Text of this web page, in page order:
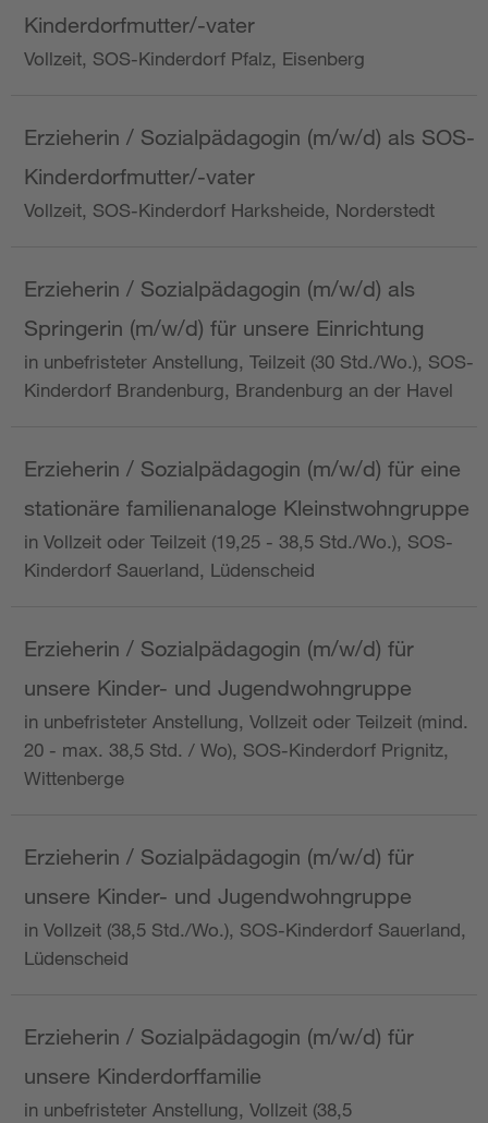
Kinderdorfmutter/-vater
Vollzeit, SOS-Kinderdorf Pfalz, Eisenberg
Erzieherin / Sozialpädagogin (m/w/d) als SOS-
Kinderdorfmutter/-vater
Vollzeit, SOS-Kinderdorf Harksheide, Norderstedt
Erzieherin / Sozialpädagogin (m/w/d) als
Springerin (m/w/d) für unsere Einrichtung
in unbefristeter Anstellung, Teilzeit (30 Std./Wo.), SOS-
Kinderdorf Brandenburg, Brandenburg an der Havel
Erzieherin / Sozialpädagogin (m/w/d) für eine
stationäre familienanaloge Kleinstwohngruppe
in Vollzeit oder Teilzeit (19,25 - 38,5 Std./Wo.), SOS-
Kinderdorf Sauerland, Lüdenscheid
Erzieherin / Sozialpädagogin (m/w/d) für
unsere Kinder- und Jugendwohngruppe
in unbefristeter Anstellung, Vollzeit oder Teilzeit (mind.
20 - max. 38,5 Std. / Wo), SOS-Kinderdorf Prignitz,
Wittenberge
Erzieherin / Sozialpädagogin (m/w/d) für
unsere Kinder- und Jugendwohngruppe
in Vollzeit (38,5 Std./Wo.), SOS-Kinderdorf Sauerland,
Lüdenscheid
Erzieherin / Sozialpädagogin (m/w/d) für
unsere Kinderdorffamilie
in unbefristeter Anstellung, Vollzeit (38,5